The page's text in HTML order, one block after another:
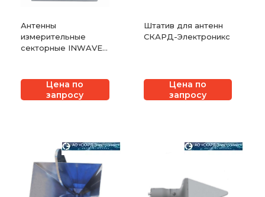
Антенны
измерительные
секторные INWAVE
ГГц
Цена по
запросу
Штатив для антенн
СКАРД-Электроникс
Цена по
запросу